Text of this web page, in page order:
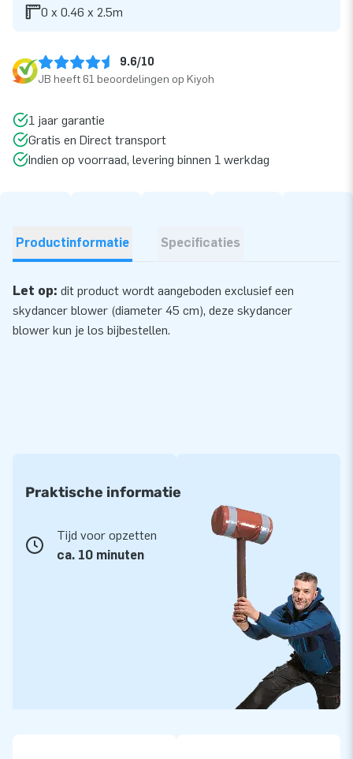
0 x 0.46 x 2.5m
9.6/10
JB heeft 61 beoordelingen op Kiyoh
1 jaar garantie
Gratis en Direct transport
Indien op voorraad, levering binnen 1 werkdag
Productinformatie Specificaties
Let op: dit product wordt aangeboden exclusief een
skydancer blower (diameter 45 cm), deze skydancer
blower kun je los bijbestellen.
Praktische informatie
Tijd voor opzetten
ca. 10 minuten